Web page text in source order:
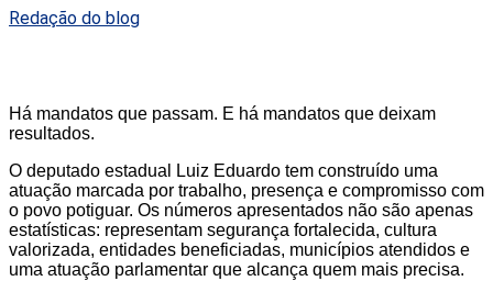
Redação do blog
Há mandatos que passam. E há mandatos que deixam
resultados.
O deputado estadual Luiz Eduardo tem construído uma
atuação marcada por trabalho, presença e compromisso com
o povo potiguar. Os números apresentados não são apenas
estatísticas: representam segurança fortalecida, cultura
valorizada, entidades beneficiadas, municípios atendidos e
uma atuação parlamentar que alcança quem mais precisa.